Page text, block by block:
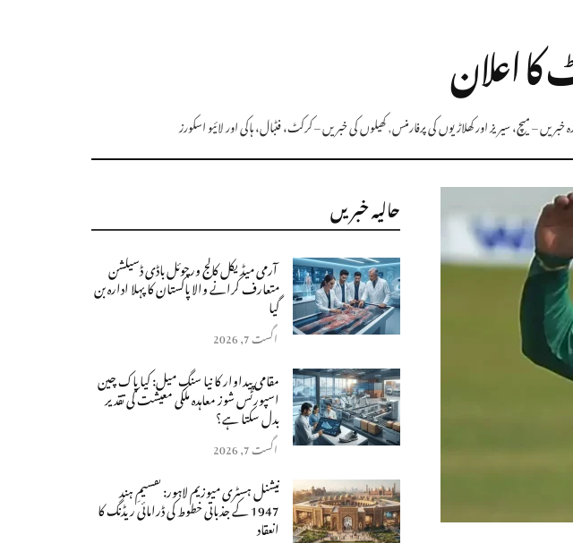
اعلان
– میچ، سیریز اور کھلاڑیوں کی پرفارمنس,کھیلوں کی خبریں – کرکٹ، فٹبال، ہاکی اور لائیو اسکورز
حالیہ خبریں
آرمی میڈیکل کالج ورچوئل باڈی ڈسیکشن
متعارف کرانے والا پاکستان کا پہلا ادارہ بن
گیا
اگست 7, 2026
مقامی پیداوار کا نیا سنگِ میل: کیا پاک چین
اسپورٹس شوز معاہدہ ملکی معیشت کی تقدیر
بدل سکتا ہے؟
اگست 7, 2026
نیشنل ہسٹری میوزیم لاہور: تقسیمِ ہند
1947 کے جذباتی خطوط کی ڈرامائی ریڈنگ کا
انعقاد